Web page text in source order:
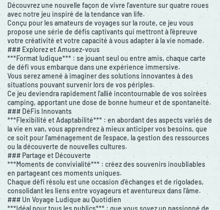
Découvrez une nouvelle façon de vivre l'aventure sur quatre roues
avec notre jeu inspiré de la tendance van life.
Conçu pour les amateurs de voyages sur la route, ce jeu vous
propose une série de défis captivants qui mettront à l'épreuve
votre créativité et votre capacité à vous adapter à la vie nomade.
### Explorez et Amusez-vous
***Format ludique*** : se jouant seul ou entre amis, chaque carte
de défi vous embarque dans une expérience immersive.
Vous serez amené à imaginer des solutions innovantes à des
situations pouvant survenir lors de vos périples.
Ce jeu deviendra rapidement l’allié incontournable de vos soirées
camping, apportant une dose de bonne humeur et de spontaneité.
### DéFis Innovants
***Flexibilité et Adaptabilité*** : en abordant des aspects variés de
la vie en van, vous apprendrez à mieux anticiper vos besoins, que
ce soit pour l'aménagement de l'espace, la gestion des ressources
ou la découverte de nouvelles cultures.
### Partage et Découverte
***Moments de convivialité*** : créez des souvenirs inoubliables
en partageant ces moments uniques.
Chaque défi résolu est une occasion d’échanges et de rigolades,
consolidant les liens entre voyageurs et aventureux dans l’âme.
### Un Voyage Ludique au Quotidien
***Idéal pour tous les publics*** : que vous soyez un passionné de